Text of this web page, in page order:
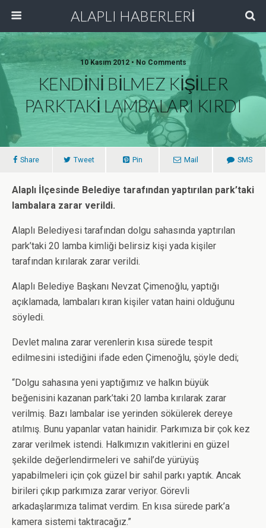
ALAPLI HABERLERİ
10 Kasım 2012 • No Comments
KENDİNİ BİLMEZ KİŞİLER
PARKTAKİ LAMBALARI KIRDI
Share Tweet Pin Mail SMS
Alaplı İlçesinde Belediye tarafından yaptırılan park’taki
lambalara zarar verildi.
Alaplı Belediyesi tarafından dolgu sahasında yaptırılan
park’taki 20 lamba kimliği belirsiz kişi yada kişiler
tarafından kırılarak zarar verildi.
Alaplı Belediye Başkanı Nevzat Çimenoğlu, yaptığı
açıklamada, lambaları kıran kişiler vatan haini olduğunu
söyledi.
Devlet malına zarar verenlerin kısa sürede tespit
edilmesini istediğini ifade eden Çimenoğlu, şöyle dedi;
“Dolgu sahasına yeni yaptığımız ve halkın büyük
beğenisini kazanan park’taki 20 lamba kırılarak zarar
verilmiş. Bazı lambalar ise yerinden sökülerek dereye
atılmış. Bunu yapanlar vatan hainidir. Parkımıza bir çok kez
zarar verilmek istendi. Halkımızın vakitlerini en güzel
şekilde değerlendirmeleri ve sahil’de yürüyüş
yapabilmeleri için çok güzel bir sahil parkı yaptık. Ancak
birileri çıkıp parkımıza zarar veriyor. Görevli
arkadaşlarımıza talimat verdim. En kısa sürede park’a
kamera sistemi taktıracağız.”